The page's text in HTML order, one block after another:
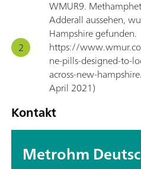
WMUR9.
Adderall aussehen,
Hampshire gefunden.
https://
ne-pills-designed-to-
across-new-
April 2021)
Kontakt
Metrohm